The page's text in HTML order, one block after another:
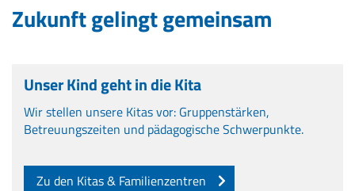
Zukunft gelingt gemeinsam
Unser Kind geht in die Kita
Wir stellen unsere Kitas vor: Gruppenstärken,
Betreuungszeiten und pädagogische Schwerpunkte.
Zu den Kitas & Familienzentren